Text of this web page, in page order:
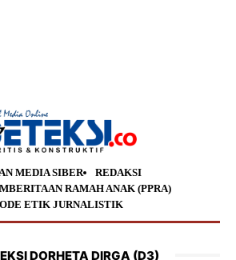
MEDIA SIBER
REDAKSI
RAMAH ANAK (PPRA)
ETIK JURNALISTIK
DORHETA DIRGA (D3)